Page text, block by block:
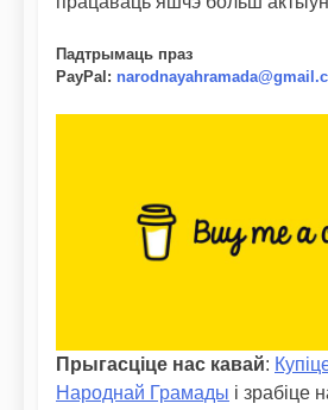
Падтрымаць праз
PayPal :
Прыгасціце нас кавай:
Народнай Грамады і зрабіце